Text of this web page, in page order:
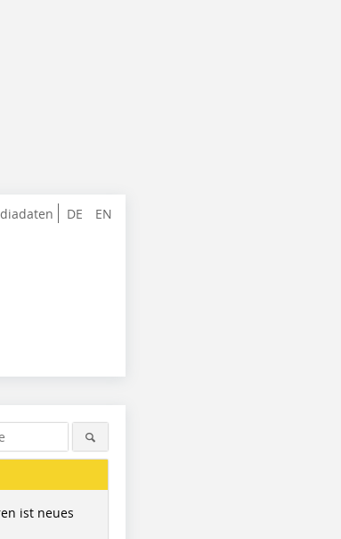
DE EN
ist neues